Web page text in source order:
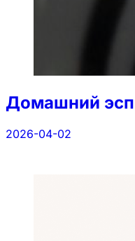
Домашний
2026-04-02